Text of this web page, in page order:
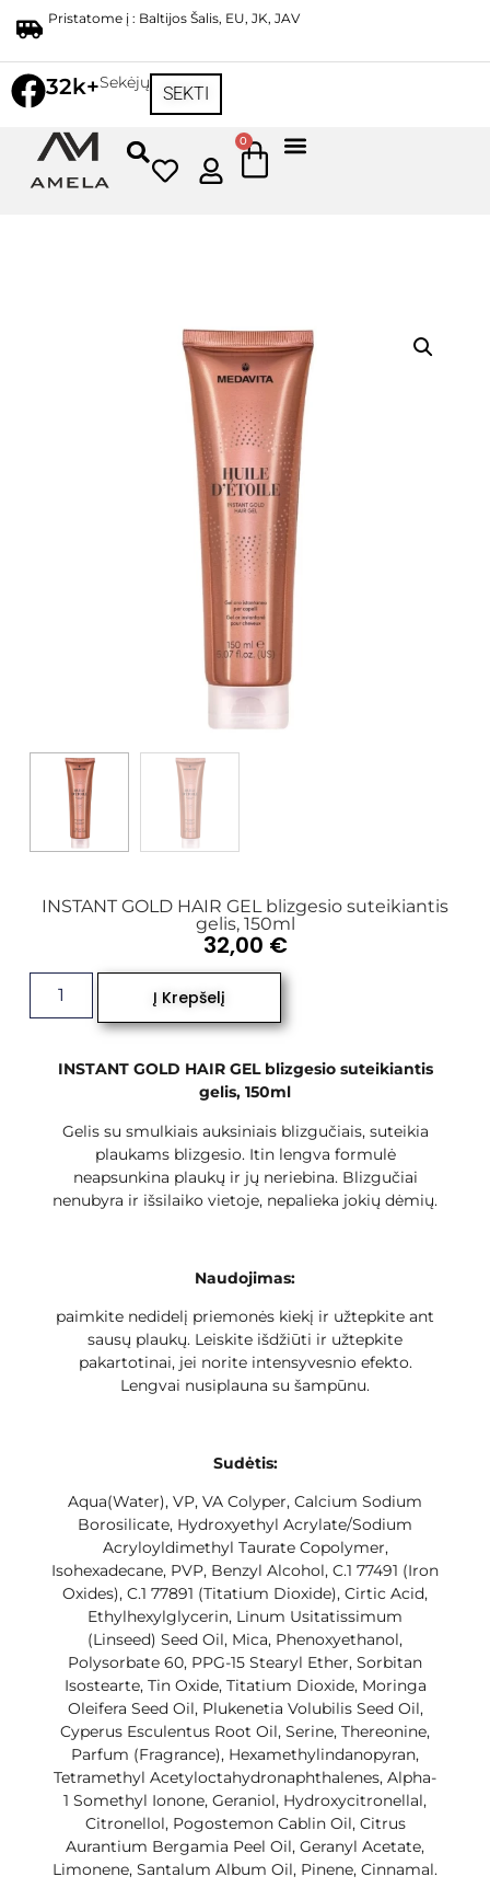
Pristatome į : Baltijos Šalis, EU, JK, JAV
32k+Sekėjų
SEKTI
0
INSTANT GOLD HAIR GEL blizgesio suteikiantis
gelis, 150ml
INSTANT GOLD HAIR GEL blizgesio suteikiantis
gelis, 150ml
Gelis su smulkiais auksiniais blizgučiais, suteikia
plaukams blizgesio. Itin lengva formulė
neapsunkina plaukų ir jų neriebina. Blizgučiai
nenubyra ir išsilaiko vietoje, nepalieka jokių dėmių.
Naudojimas:
paimkite nedidelį priemonės kiekį ir užtepkite ant
sausų plaukų. Leiskite išdžiūti ir užtepkite
pakartotinai, jei norite intensyvesnio efekto.
Lengvai nusiplauna su šampūnu.
Sudėtis:
Aqua(Water), VP, VA Colyper, Calcium Sodium
Borosilicate, Hydroxyethyl Acrylate/Sodium
Acryloyldimethyl Taurate Copolymer,
Isohexadecane, PVP, Benzyl Alcohol, C.1 77491 (Iron
Oxides), C.1 77891 (Titatium Dioxide), Cirtic Acid,
Ethylhexylglycerin, Linum Usitatissimum
(Linseed) Seed Oil, Mica, Phenoxyethanol,
Polysorbate 60, PPG-15 Stearyl Ether, Sorbitan
Isostearte, Tin Oxide, Titatium Dioxide, Moringa
Oleifera Seed Oil, Plukenetia Volubilis Seed Oil,
Cyperus Esculentus Root Oil, Serine, Thereonine,
Parfum (Fragrance), Hexamethylindanopyran,
Tetramethyl Acetyloctahydronaphthalenes, Alpha-
1 Somethyl Ionone, Geraniol, Hydroxycitronellal,
Citronellol, Pogostemon Cablin Oil, Citrus
Aurantium Bergamia Peel Oil, Geranyl Acetate,
Limonene, Santalum Album Oil, Pinene, Cinnamal.
32,00 €
Į Krepšelį